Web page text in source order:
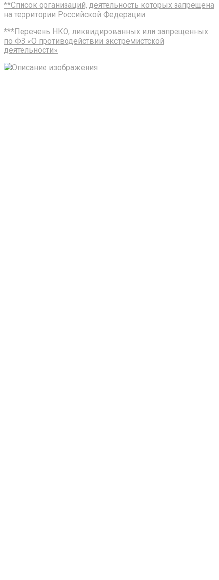
**Список организаций, деятельность которых запрещена
на территории Российской Федерации
***Перечень НКО, ликвидированных или запрещенных
по ФЗ «О противодействии экстремистской
деятельности»